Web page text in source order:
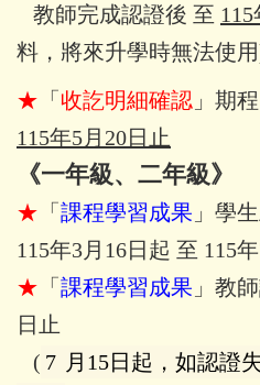
教師完成認證後 至 115
料，將來升學時無法使
★ 「 收訖明細確認 」期程
115年5月20日止
《一年級、二年級》
★ 「 課程學習成果 」學
115年3月16日起 至 115
★ 「 課程學習成果 」教
日止
( 7 月15日起，如認證